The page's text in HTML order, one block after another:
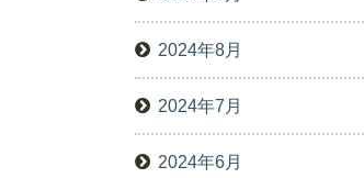
2024年8月
2024年7月
2024年6月